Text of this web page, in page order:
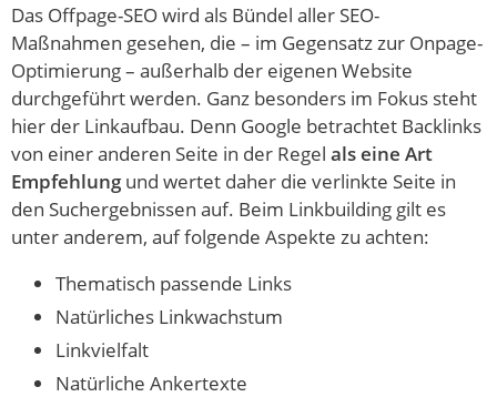
Das Offpage-SEO wird als Bündel aller SEO-
Maßnahmen gesehen, die – im Gegensatz zur Onpage-
Optimierung – außerhalb der eigenen Website
durchgeführt werden. Ganz besonders im Fokus steht
hier der Linkaufbau. Denn Google betrachtet Backlinks
von einer anderen Seite in der Regel als eine Art
Empfehlungund wertet daher die verlinkte Seite in
den Suchergebnissen auf. Beim Linkbuilding gilt es
unter anderem, auf folgende Aspekte zu achten:
Thematisch passende Links
Natürliches Linkwachstum
Linkvielfalt
Natürliche Ankertexte